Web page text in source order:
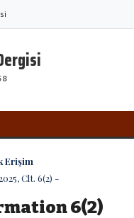
Erişim
Clt. 6(2) -
6(2)